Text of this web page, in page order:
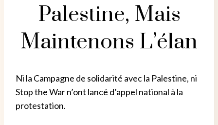
Palestine, Mais
Maintenons L’élan
Ni la Campagne de solidarité avec la Palestine, ni
Stop the War n’ont lancé d’appel national à la
protestation.